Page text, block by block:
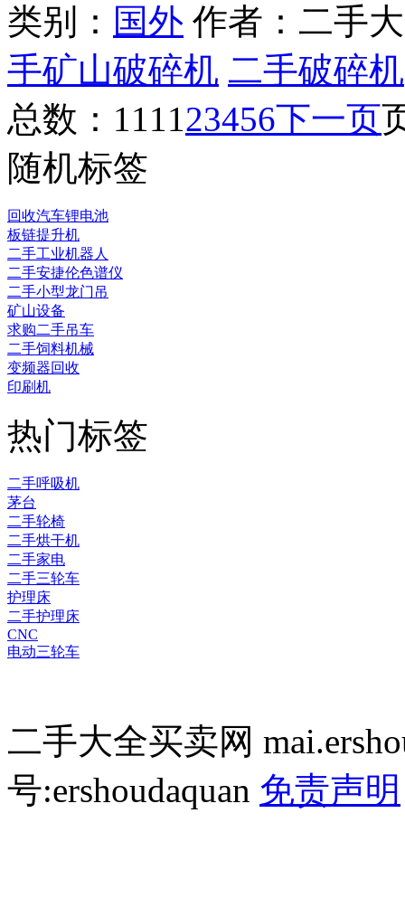
类别： 国外 作者：二手
手矿山破碎机 二手破碎机
总数：111 1 23456下一页
随机标签
回收汽车锂电池
板链提升机
二手工业机器人
二手安捷伦色谱仪
二手小型龙门吊
矿山设备
求购二手吊车
二手饲料机械
变频器回收
印刷机
热门标签
二手呼吸机
茅台
二手轮椅
二手烘干机
二手家电
二手三轮车
护理床
二手护理床
CNC
电动三轮车
二手大全买卖网
号:ershoudaquan 免责声明